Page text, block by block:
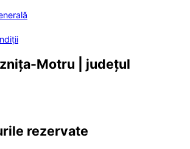
Motru | județul
rezervate